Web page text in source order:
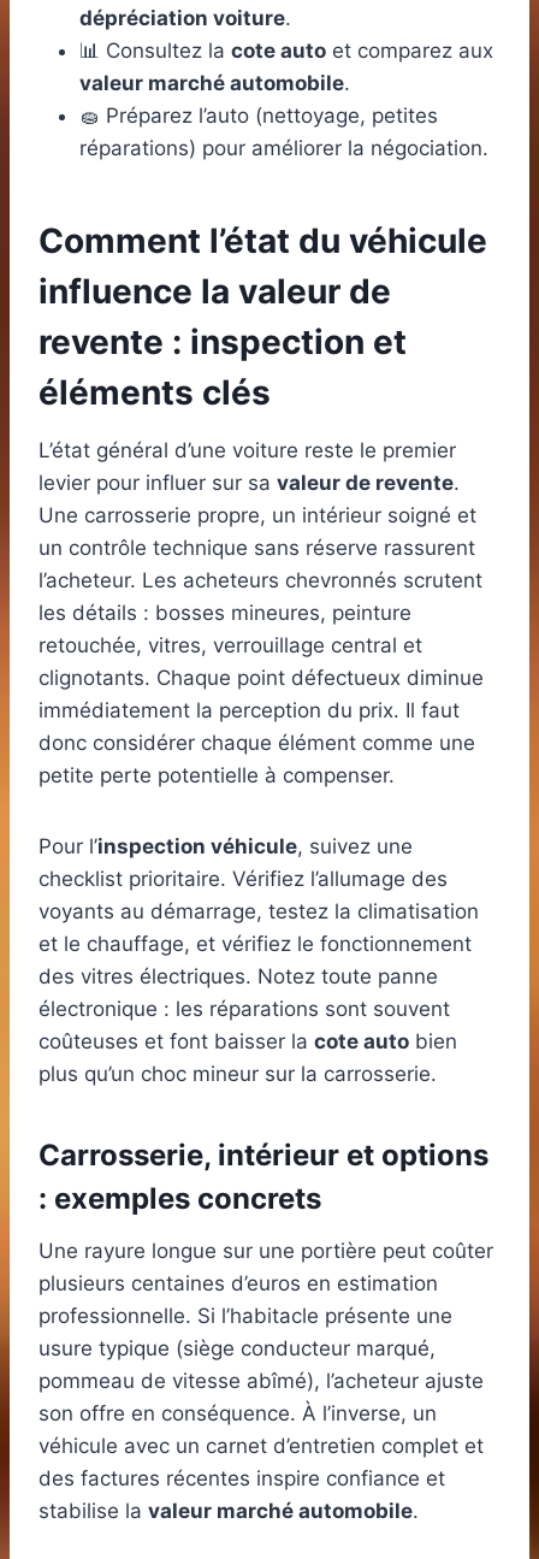
dépréciation voiture.
📊 Consultez la cote auto et comparez aux
valeur marché automobile.
🧽 Préparez l’auto (nettoyage, petites
réparations) pour améliorer la négociation.
Comment l’état du véhicule
influence la valeur de
revente : inspection et
éléments clés
L’état général d’une voiture reste le premier
levier pour influer sur sa valeur de revente.
Une carrosserie propre, un intérieur soigné et
un contrôle technique sans réserve rassurent
l’acheteur. Les acheteurs chevronnés scrutent
les détails : bosses mineures, peinture
retouchée, vitres, verrouillage central et
clignotants. Chaque point défectueux diminue
immédiatement la perception du prix. Il faut
donc considérer chaque élément comme une
petite perte potentielle à compenser.
Pour l’inspection véhicule, suivez une
checklist prioritaire. Vérifiez l’allumage des
voyants au démarrage, testez la climatisation
et le chauffage, et vérifiez le fonctionnement
des vitres électriques. Notez toute panne
électronique : les réparations sont souvent
coûteuses et font baisser la cote auto bien
plus qu’un choc mineur sur la carrosserie.
Carrosserie, intérieur et options
: exemples concrets
Une rayure longue sur une portière peut coûter
plusieurs centaines d’euros en estimation
professionnelle. Si l’habitacle présente une
usure typique (siège conducteur marqué,
pommeau de vitesse abîmé), l’acheteur ajuste
son offre en conséquence. À l’inverse, un
véhicule avec un carnet d’entretien complet et
des factures récentes inspire confiance et
stabilise la valeur marché automobile.